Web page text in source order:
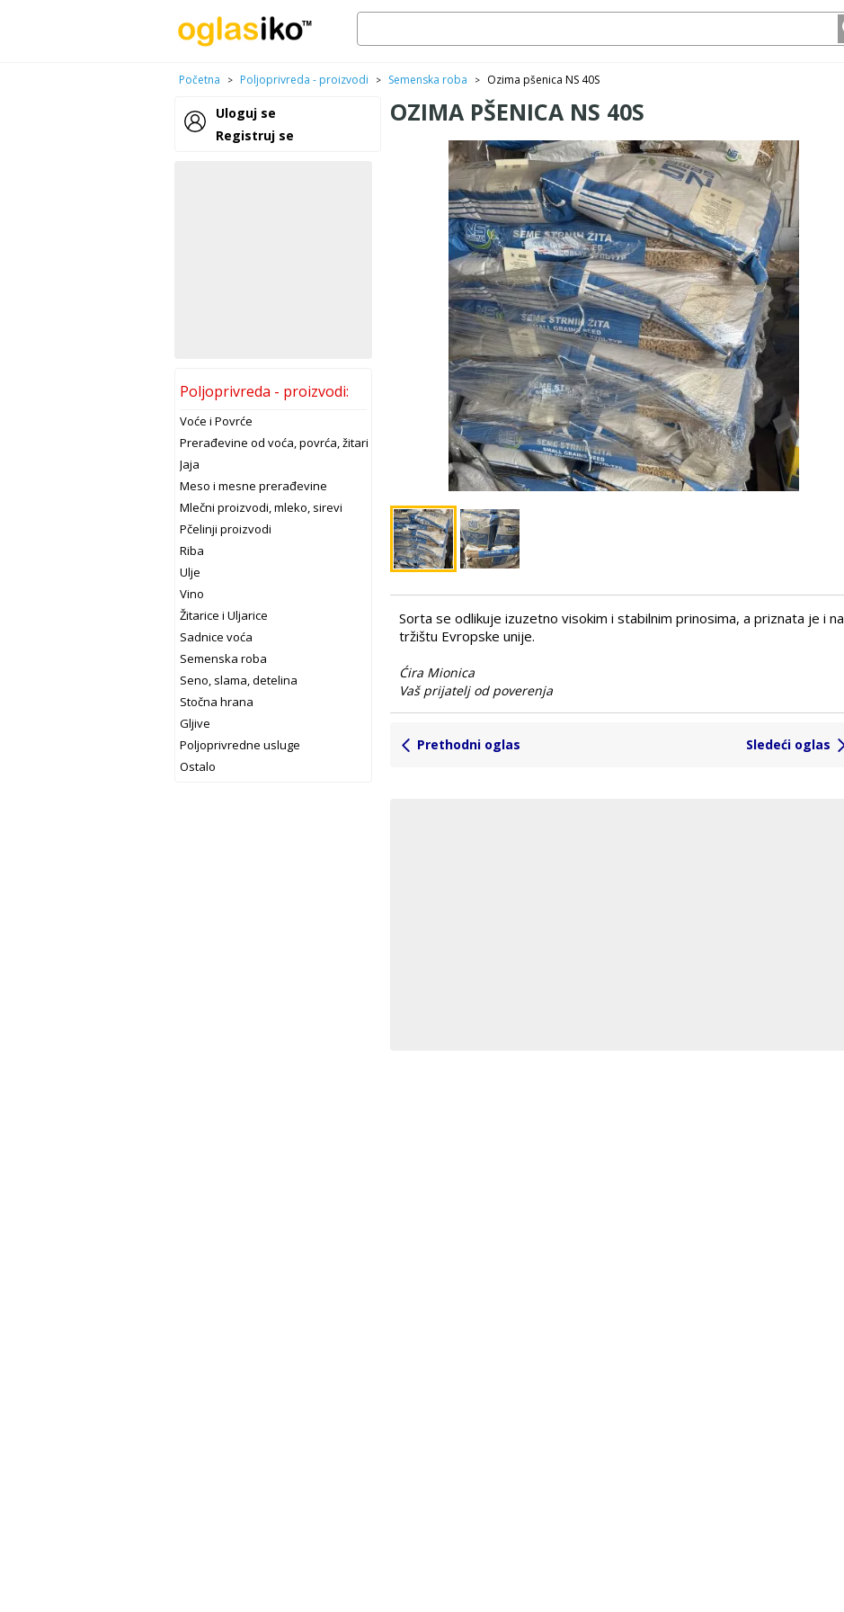
Početna > Poljoprivreda - proizvodi > Semenska roba > Ozima pšenica NS 40S
Uloguj se
Registruj se
Poljoprivreda - proizvodi:
Voće i Povrće
Prerađevine od voća, povrća, žitarica
Jaja
Meso i mesne prerađevine
Mlečni proizvodi, mleko, sirevi
Pčelinji proizvodi
Riba
Ulje
Vino
Žitarice i Uljarice
Sadnice voća
Semenska roba
Seno, slama, detelina
Stočna hrana
Gljive
Poljoprivredne usluge
Ostalo
OZIMA PŠENICA NS 40S
Sorta se odlikuje izuzetno visokim i stabilnim prinosima, a priznata je i na
tržištu Evropske unije.
Ćira Mionica
Vaš prijatelj od poverenja
Prethodni oglas Sledeći oglas